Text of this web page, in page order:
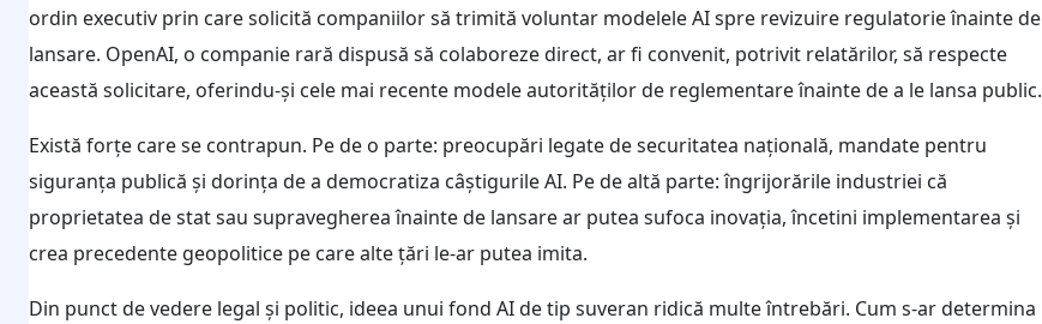
ordin executiv prin care solicită companiilor să trimită voluntar modelele AI spre revizuire regulatorie înainte de
lansare. OpenAI, o companie rară dispusă să colaboreze direct, ar fi convenit, potrivit relatărilor, să respecte
această solicitare, oferindu-și cele mai recente modele autorităților de reglementare înainte de a le lansa public.
Există forțe care se contrapun. Pe de o parte: preocupări legate de securitatea națională, mandate pentru
siguranța publică și dorința de a democratiza câștigurile AI. Pe de altă parte: îngrijorările industriei că
proprietatea de stat sau supravegherea înainte de lansare ar putea sufoca inovația, încetini implementarea și
crea precedente geopolitice pe care alte țări le-ar putea imita.
Din punct de vedere legal și politic, ideea unui fond AI de tip suveran ridică multe întrebări. Cum s-ar determina